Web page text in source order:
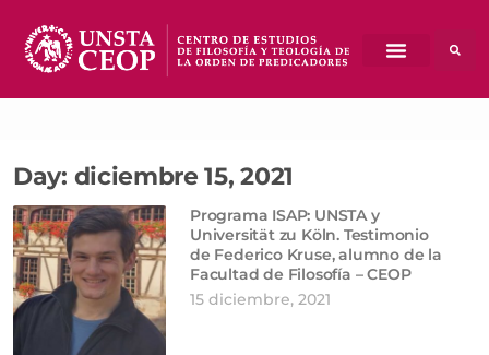
Day: diciembre 15, 2021
Programa ISAP: UNSTA y
Universität zu Köln. Testimonio
de Federico Kruse, alumno de la
Facultad de Filosofía – CEOP
15 diciembre, 2021